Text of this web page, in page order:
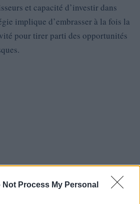
Not Process My Personal
et capacité d’investir dans
implique d’embrasser à la fois la
pour tirer parti des opportunités